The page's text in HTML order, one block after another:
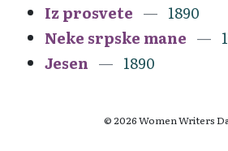
Iz prosvete
1890
Neke srpske mane
Jesen
1890
© 2026 Women Writers